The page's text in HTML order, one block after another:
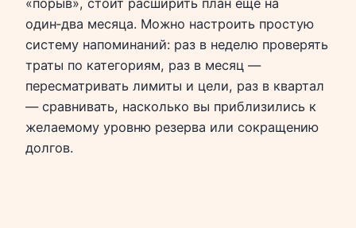
«порыв», стоит расширить план ещё на
один‑два месяца. Можно настроить простую
систему напоминаний: раз в неделю проверять
траты по категориям, раз в месяц —
пересматривать лимиты и цели, раз в квартал
— сравнивать, насколько вы приблизились к
желаемому уровню резерва или сокращению
долгов.